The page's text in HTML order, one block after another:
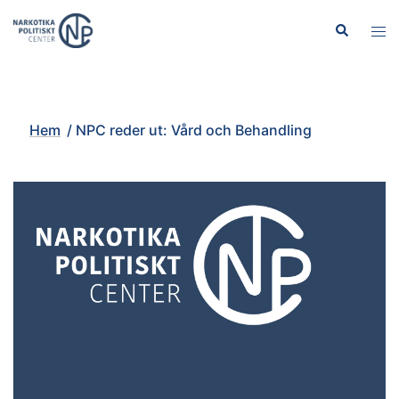
Sök
Slå
Hem / NPC reder ut: Vård och Behandling